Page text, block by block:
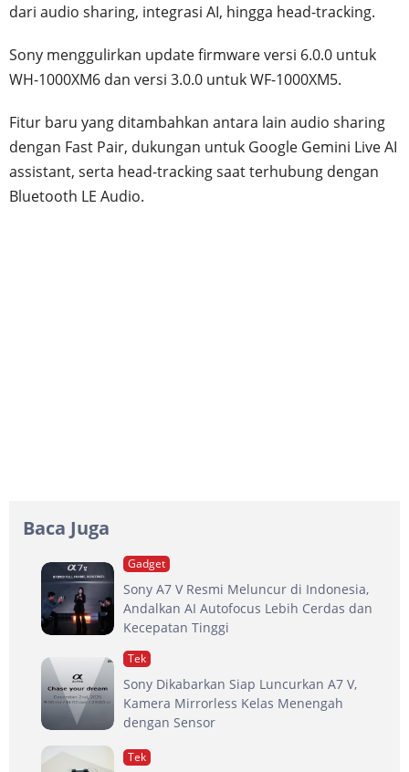
dari audio sharing, integrasi AI, hingga head-tracking.
Sony menggulirkan update firmware versi 6.0.0 untuk
WH-1000XM6 dan versi 3.0.0 untuk WF-1000XM5.
Fitur baru yang ditambahkan antara lain audio sharing
dengan Fast Pair, dukungan untuk Google Gemini Live AI
assistant, serta head-tracking saat terhubung dengan
Bluetooth LE Audio.
Baca Juga
Gadget
Sony A7 V Resmi Meluncur di Indonesia,
Andalkan AI Autofocus Lebih Cerdas dan
Kecepatan Tinggi
Tek
Sony Dikabarkan Siap Luncurkan A7 V,
Kamera Mirrorless Kelas Menengah
dengan Sensor
Tek